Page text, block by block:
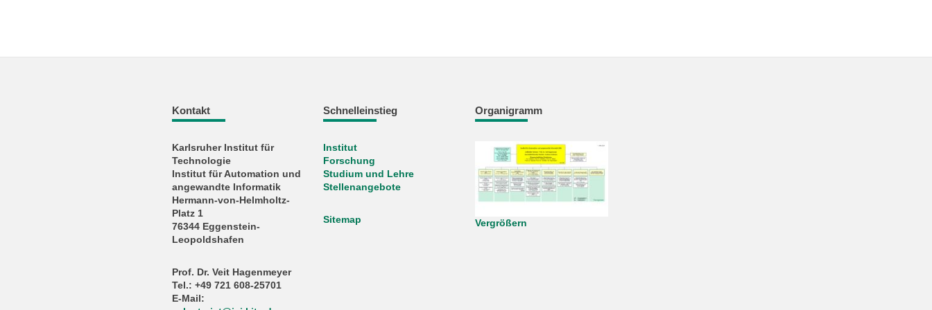
Kontakt
Karlsruher Institut für
Technologie
Institut für Automation und
angewandte Informatik
Hermann-von-Helmholtz-
Platz 1
76344 Eggenstein-
Leopoldshafen
Prof. Dr. Veit Hagenmeyer
Tel.: +49 721 608-25701
E-Mail:
Schnelleinstieg
Institut
Forschung
Studium und Lehre
Stellenangebote
Sitemap
Organigramm
Vergrößern